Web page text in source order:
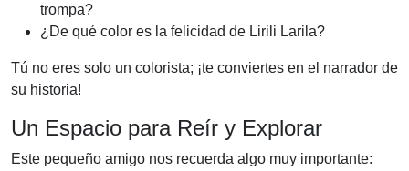
trompa?
¿De qué color es la felicidad de Lirili Larila?
Tú no eres solo un colorista; ¡te conviertes en el narrador de
su historia!
Un Espacio para Reír y Explorar
Este pequeño amigo nos recuerda algo muy importante: